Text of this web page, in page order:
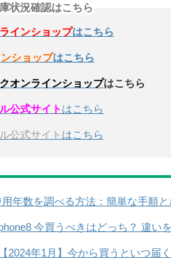
状況確認はこちら
インショップはこちら
ショップはこちら
オンラインショップはこちら
公式サイト はこちら
公式サイト はこちら
用年数を調べる方法：簡単な手順と
今買うべきはどっち？ 違い
2024年1月】今から買うといつ届